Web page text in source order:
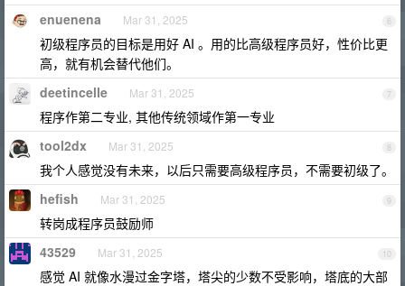
6
enuenena Mar 31, 2025
初级程序员的目标是用好 AI 。用的比高级程序员好，性价比更
高，就有机会替代他们。
7
deetincelle Mar 31, 2025
程序作第二专业, 其他传统领域作第一专业
8
tool2dx Mar 31, 2025
我个人感觉没有未来，以后只需要高级程序员，不需要初级了。
9
hefish Mar 31, 2025
转岗成程序员鼓励师
10
43529 Mar 31, 2025
感觉 AI 就像水漫过金字塔，塔尖的少数不受影响，塔底的大部